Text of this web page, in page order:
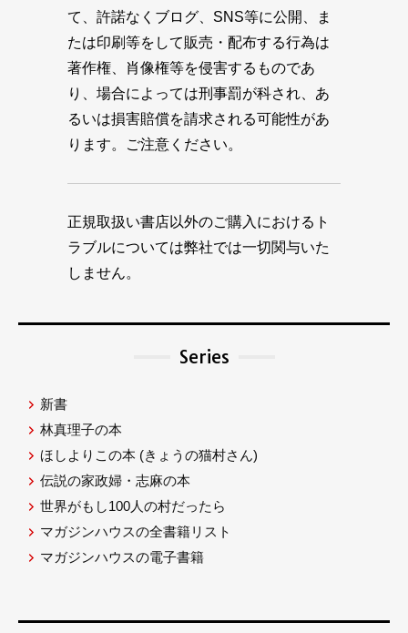
て、許諾なくブログ、SNS等に公開、ま
たは印刷等をして販売・配布する行為は
著作権、肖像権等を侵害するものであ
り、場合によっては刑事罰が科され、あ
るいは損害賠償を請求される可能性があ
ります。ご注意ください。
正規取扱い書店以外のご購入におけるト
ラブルについては弊社では一切関与いた
しません。
Series
新書
林真理子の本
ほしよりこの本 (きょうの猫村さん)
伝説の家政婦・志麻の本
世界がもし100人の村だったら
マガジンハウスの全書籍リスト
マガジンハウスの電子書籍